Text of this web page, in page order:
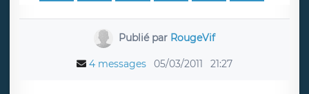
Publié par RougeVif
4 messages 05/03/2011 21:27